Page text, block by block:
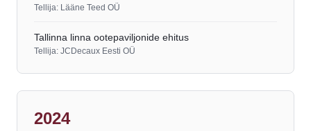
Tellija: Lääne Teed OÜ
Tallinna linna ootepaviljonide ehitus
Tellija: JCDecaux Eesti OÜ
2024